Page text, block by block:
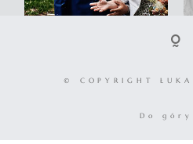
© COPYRIGHT
Do góry